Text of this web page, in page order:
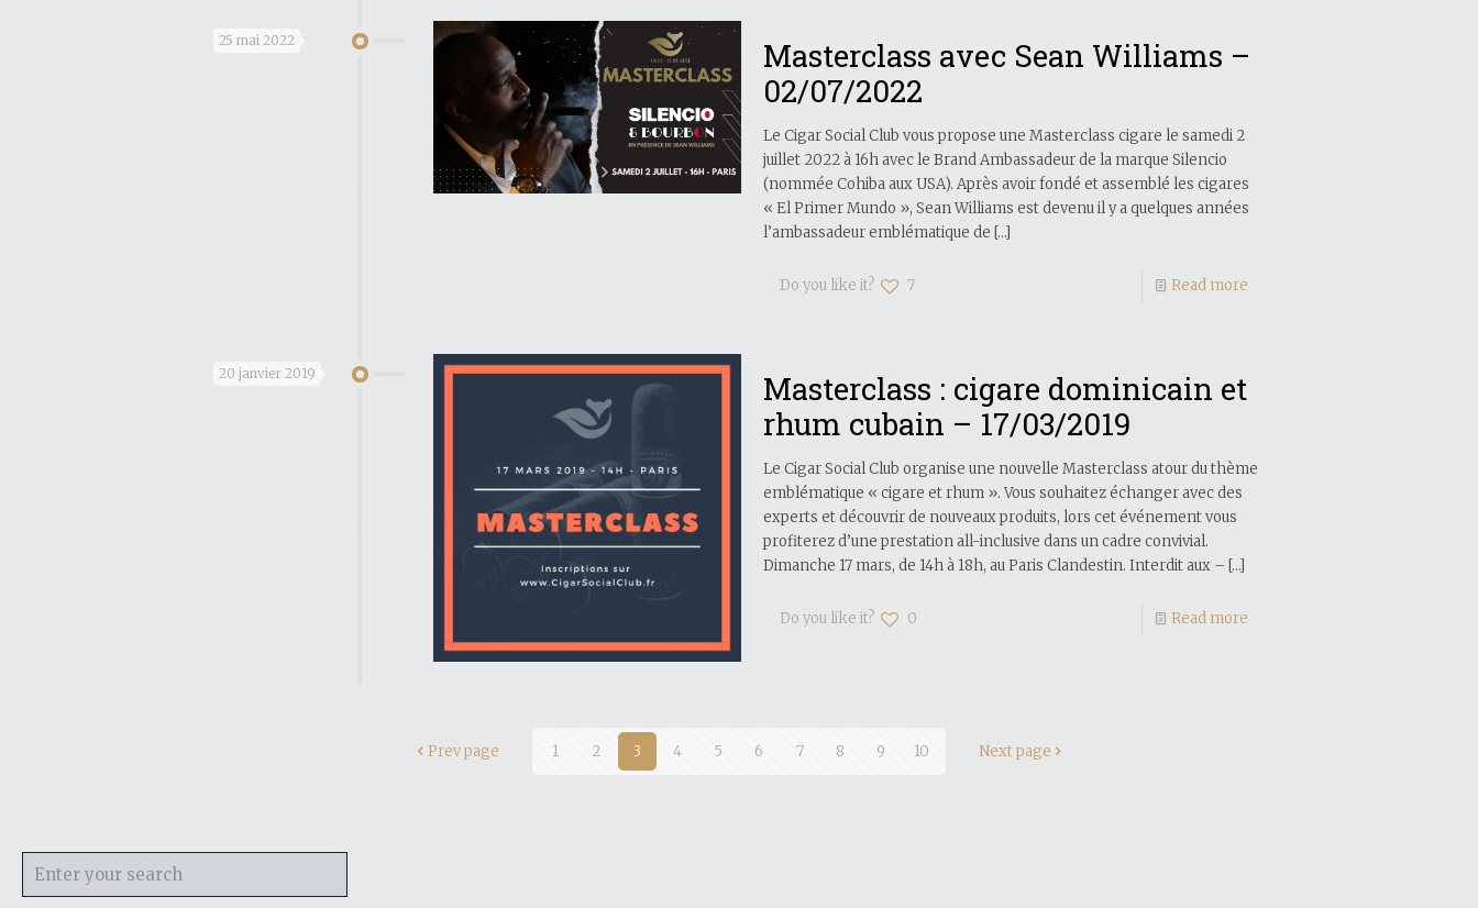
25 mai 2022
Masterclass avec Sean Williams –
02/07/2022
Le Cigar Social Club vous propose une Masterclass cigare le samedi 2
juillet 2022 à 16h avec le Brand Ambassadeur de la marque Silencio
(nommée Cohiba aux USA). Après avoir fondé et assemblé les cigares
« El Primer Mundo », Sean Williams est devenu il y a quelques années
l’ambassadeur emblématique de […]
Do you like it? 7 Read more
20 janvier 2019
Masterclass : cigare dominicain et
rhum cubain – 17/03/2019
Le Cigar Social Club organise une nouvelle Masterclass atour du thème
emblématique « cigare et rhum ». Vous souhaitez échanger avec des
experts et découvrir de nouveaux produits, lors cet événement vous
profiterez d’une prestation all-inclusive dans un cadre convivial.
Dimanche 17 mars, de 14h à 18h, au Paris Clandestin. Interdit aux –[…]
Do you like it? 0 Read more
Prev page 1 2 3 4 5 6 7 8 9 10 Next page